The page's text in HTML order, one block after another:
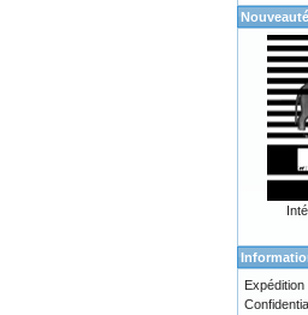
Expédition